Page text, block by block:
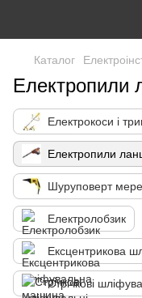
Каталог
Електропили
Електрокоси і
Електропили
Шуруповерт
Електролобзик
Ексцентрикова
Стрічкові